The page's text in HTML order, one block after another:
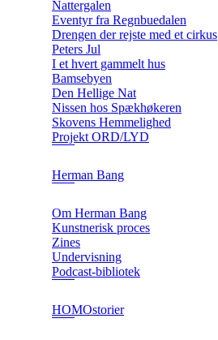
Nattergalen
Eventyr fra Regnbuedalen
Drengen der rejste med et cirkus
Peters Jul
I et hvert gammelt hus
Bamsebyen
Den Hellige Nat
Nissen hos Spækhøkeren
Skovens Hemmelighed
Projekt ORD/LYD
Herman Bang
Om Herman Bang
Kunstnerisk proces
Zines
Undervisning
Podcast-bibliotek
HOMOstorier